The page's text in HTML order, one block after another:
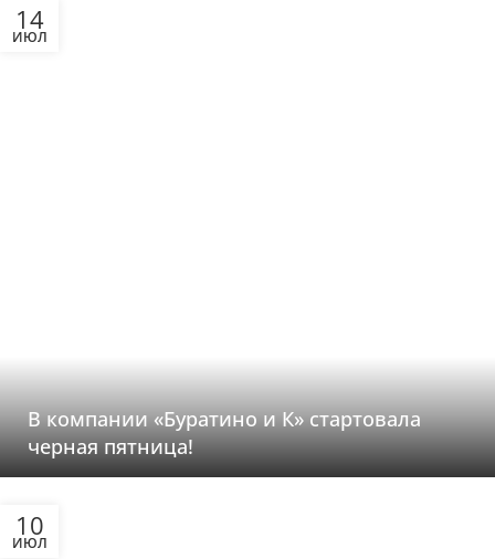
14
ИЮЛ
В компании «Буратино и К» стартовала
черная пятница!
10
ИЮЛ